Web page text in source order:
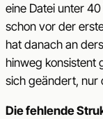
eine Datei unter
schon vor der
hat danach an
hinweg konsistent
sich geändert, nur
Die fehlende